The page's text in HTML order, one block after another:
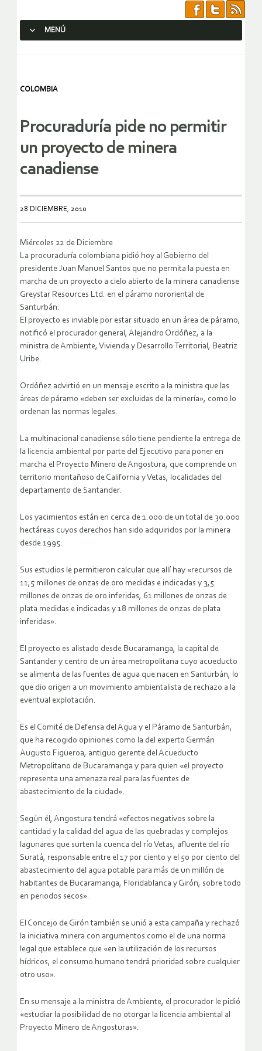
MENÚ
COLOMBIA
Procuraduría pide no permitir
un proyecto de minera
canadiense
28 DICIEMBRE, 2010
Miércoles 22 de Diciembre
La procuraduría colombiana pidió hoy al Gobierno del
presidente Juan Manuel Santos que no permita la puesta en
marcha de un proyecto a cielo abierto de la minera canadiense
Greystar Resources Ltd. en el páramo nororiental de
Santurbán.
El proyecto es inviable por estar situado en un área de páramo,
notificó el procurador general, Alejandro Ordóñez, a la
ministra de Ambiente, Vivienda y Desarrollo Territorial, Beatriz
Uribe.
Ordóñez advirtió en un mensaje escrito a la ministra que las
áreas de páramo «deben ser excluidas de la minería», como lo
ordenan las normas legales.
La multinacional canadiense sólo tiene pendiente la entrega de
la licencia ambiental por parte del Ejecutivo para poner en
marcha el Proyecto Minero de Angostura, que comprende un
territorio montañoso de California y Vetas, localidades del
departamento de Santander.
Los yacimientos están en cerca de 1.000 de un total de 30.000
hectáreas cuyos derechos han sido adquiridos por la minera
desde 1995.
Sus estudios le permitieron calcular que allí hay «recursos de
11,5 millones de onzas de oro medidas e indicadas y 3,5
millones de onzas de oro inferidas, 61 millones de onzas de
plata medidas e indicadas y 18 millones de onzas de plata
inferidas».
El proyecto es alistado desde Bucaramanga, la capital de
Santander y centro de un área metropolitana cuyo acueducto
se alimenta de las fuentes de agua que nacen en Santurbán, lo
que dio origen a un movimiento ambientalista de rechazo a la
eventual explotación.
Es el Comité de Defensa del Agua y el Páramo de Santurbán,
que ha recogido opiniones como la del experto Germán
Augusto Figueroa, antiguo gerente del Acueducto
Metropolitano de Bucaramanga y para quien «el proyecto
representa una amenaza real para las fuentes de
abastecimiento de la ciudad».
Según él, Angostura tendrá «efectos negativos sobre la
cantidad y la calidad del agua de las quebradas y complejos
lagunares que surten la cuenca del río Vetas, afluente del río
Suratá, responsable entre el 17 por ciento y el 50 por ciento del
abastecimiento del agua potable para más de un millón de
habitantes de Bucaramanga, Floridablanca y Girón, sobre todo
en periodos secos».
El Concejo de Girón también se unió a esta campaña y rechazó
la iniciativa minera con argumentos como el de una norma
legal que establece que «en la utilización de los recursos
hídricos, el consumo humano tendrá prioridad sobre cualquier
otro uso».
En su mensaje a la ministra de Ambiente, el procurador le pidió
«estudiar la posibilidad de no otorgar la licencia ambiental al
Proyecto Minero de Angosturas».